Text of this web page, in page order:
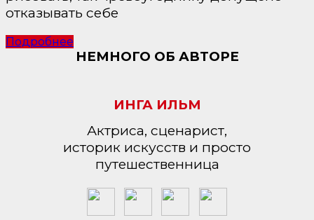
отказывать себе
Подробнее
НЕМНОГО ОБ АВТОРЕ
ИНГА ИЛЬМ
Актриса, сценарист,
историк искусств и просто
путешественница